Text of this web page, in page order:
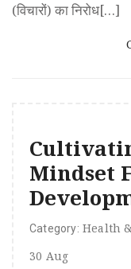
(विचारों) का निरोध[…]
Mindset
Category: Health
30 Aug